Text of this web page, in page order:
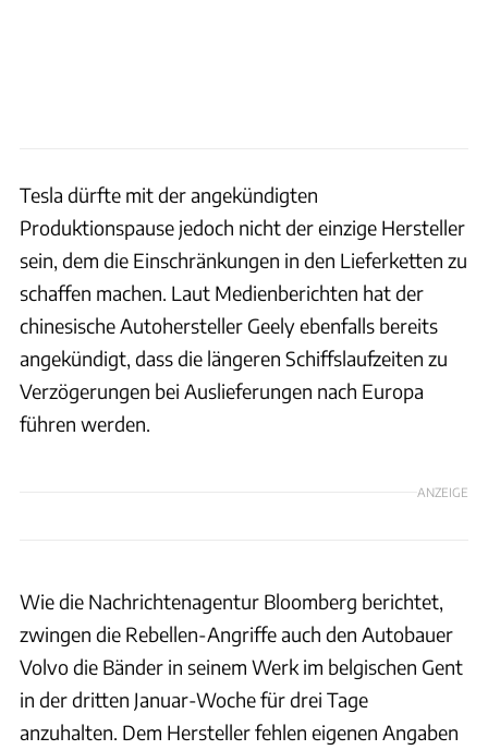
Tesla dürfte mit der angekündigten
Produktionspause jedoch nicht der einzige Hersteller
sein, dem die Einschränkungen in den Lieferketten zu
schaffen machen. Laut Medienberichten hat der
chinesische Autohersteller Geely ebenfalls bereits
angekündigt, dass die längeren Schiffslaufzeiten zu
Verzögerungen bei Auslieferungen nach Europa
führen werden.
ANZEIGE
Wie die Nachrichtenagentur Bloomberg berichtet,
zwingen die Rebellen-Angriffe auch den Autobauer
Volvo die Bänder in seinem Werk im belgischen Gent
in der dritten Januar-Woche für drei Tage
anzuhalten. Dem Hersteller fehlen eigenen Angaben